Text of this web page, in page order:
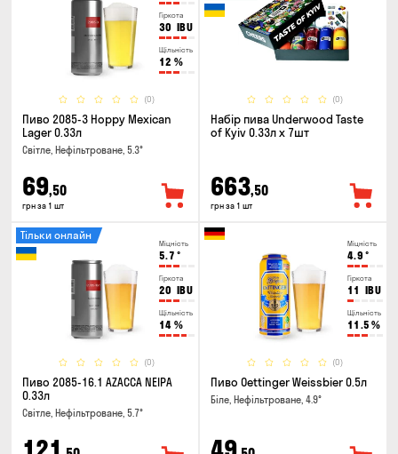
Гіркота
30 IBU
Щільність
12 %
(0)
Пиво 2085-3 Hoppy Mexican
Lager 0.33л
Світле, Нефільтроване, 5.3°
69,50
грн за 1 шт
(0)
Набір пива Underwood Taste
of Kyiv 0.33л x 7шт
663,50
грн за 1 шт
Міцність
5.7 °
Гіркота
20 IBU
Щільність
14 %
(0)
Тільки онлайн
Пиво 2085-16.1 AZACCA NEIPA
0.33л
Світле, Нефільтроване, 5.7°
Міцність
4.9 °
Гіркота
11 IBU
Щільність
11.5 %
(0)
Пиво Oettinger Weissbier 0.5л
Біле, Нефільтроване, 4.9°